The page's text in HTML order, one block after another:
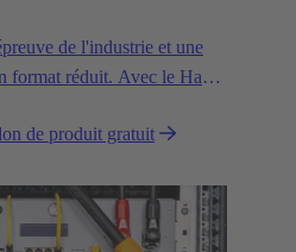
de l'industrie et une
format réduit. Avec le Han®
le premier
de produit gratuit